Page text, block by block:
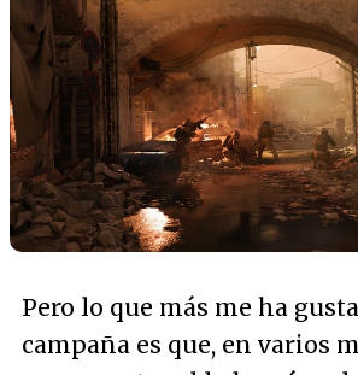
Pero lo que más me ha
campaña es que, en varios